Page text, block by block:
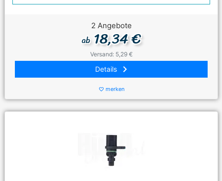
2 Angebote
ab18,34 €
Versand: 5,29 €
Details keyboard_arrow_right
favorite_border merken